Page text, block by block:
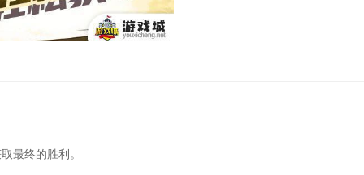
最终的胜利。